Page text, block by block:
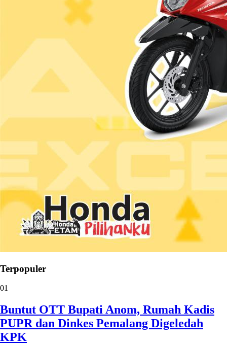
Terpopuler
01
Buntut OTT Bupati Anom, Rumah Kadis
PUPR dan Dinkes Pemalang Digeledah
KPK